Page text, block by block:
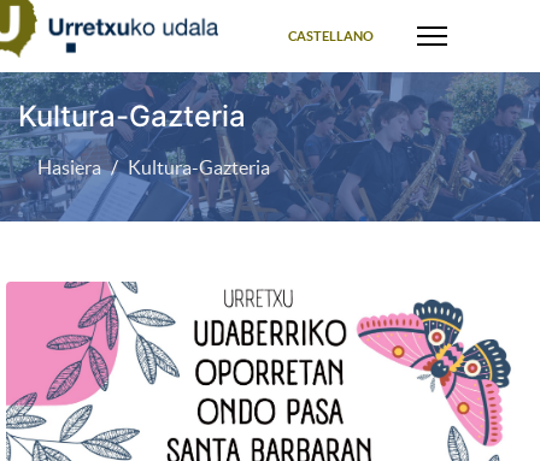
CASTELLANO
Kultura-Gazteria
Hasiera Kultura-Gazteria